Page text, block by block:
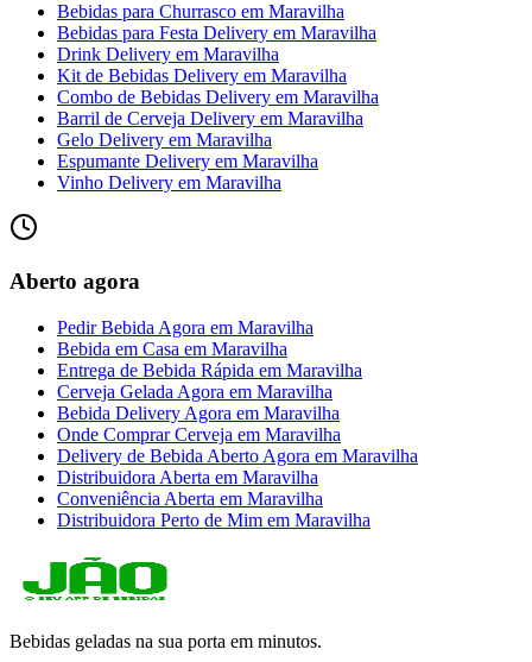
Bebidas para Churrasco em Maravilha
Bebidas para Festa Delivery em Maravilha
Drink Delivery em Maravilha
Kit de Bebidas Delivery em Maravilha
Combo de Bebidas Delivery em Maravilha
Barril de Cerveja Delivery em Maravilha
Gelo Delivery em Maravilha
Espumante Delivery em Maravilha
Vinho Delivery em Maravilha
Aberto agora
Pedir Bebida Agora em Maravilha
Bebida em Casa em Maravilha
Entrega de Bebida Rápida em Maravilha
Cerveja Gelada Agora em Maravilha
Bebida Delivery Agora em Maravilha
Onde Comprar Cerveja em Maravilha
Delivery de Bebida Aberto Agora em Maravilha
Distribuidora Aberta em Maravilha
Conveniência Aberta em Maravilha
Distribuidora Perto de Mim em Maravilha
Bebidas geladas na sua porta em minutos.